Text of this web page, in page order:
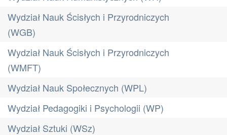
Wydział Nauk Ścisłych i Przyrodniczych
(WGB)
Wydział Nauk Ścisłych i Przyrodniczych
(WMFT)
Wydział Nauk Społecznych (WPL)
Wydział Pedagogiki i Psychologii (WP)
Wydział Sztuki (WSz)